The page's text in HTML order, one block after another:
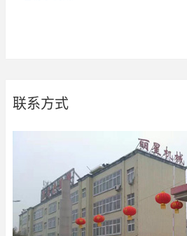
联系方式